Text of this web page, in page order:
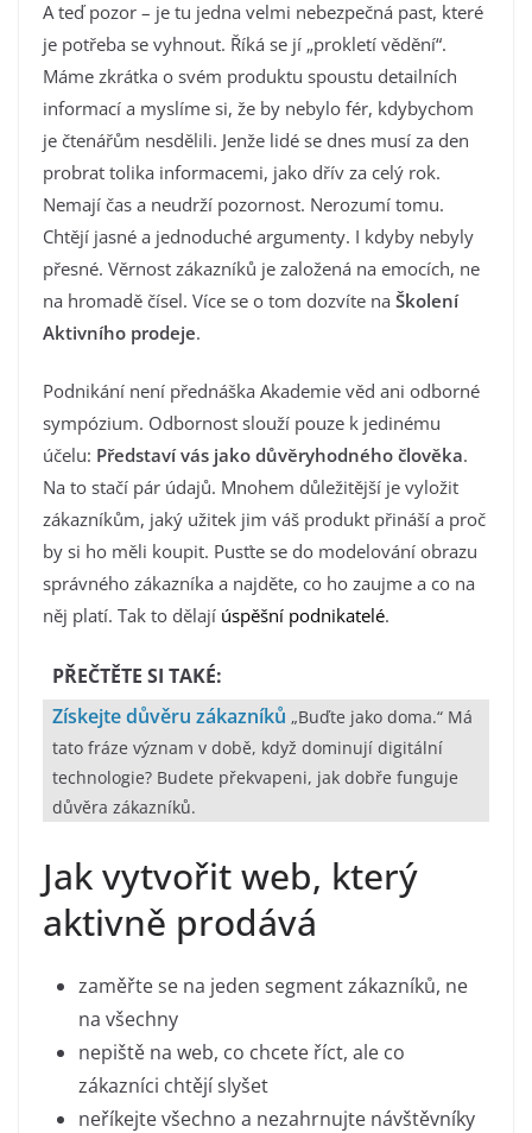
A teď pozor – je tu jedna velmi nebezpečná past, které
je potřeba se vyhnout. Říká se jí „prokletí vědění“.
Máme zkrátka o svém produktu spoustu detailních
informací a myslíme si, že by nebylo fér, kdybychom
je čtenářům nesdělili. Jenže lidé se dnes musí za den
probrat tolika informacemi, jako dřív za celý rok.
Nemají čas a neudrží pozornost. Nerozumí tomu.
Chtějí jasné a jednoduché argumenty. I kdyby nebyly
přesné. Věrnost zákazníků je založená na emocích, ne
na hromadě čísel. Více se o tom dozvíte na Školení
Aktivního prodeje.
Podnikání není přednáška Akademie věd ani odborné
sympózium. Odbornost slouží pouze k jedinému
účelu: Představí vás jako důvěryhodného člověka.
Na to stačí pár údajů. Mnohem důležitější je vyložit
zákazníkům, jaký užitek jim váš produkt přináší a proč
by si ho měli koupit. Pusťte se do modelování obrazu
správného zákazníka a najděte, co ho zaujme a co na
něj platí. Tak to dělají úspěšní podnikatelé.
PŘEČTĚTE SI TAKÉ:
Získejte důvěru zákazníků „Buďte jako doma.“ Má
tato fráze význam v době, když dominují digitální
technologie? Budete překvapeni, jak dobře funguje
důvěra zákazníků.
Jak vytvořit web, který
aktivně prodává
zaměřte se na jeden segment zákazníků, ne
na všechny
nepiště na web, co chcete říct, ale co
zákazníci chtějí slyšet
neříkejte všechno a nezahrnujte návštěvníky